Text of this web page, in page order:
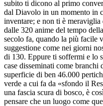
subito ti dicono al primo
dal Diavolo in un momento in
inventare; e non ti è meraviglia
dalle 320 anime del tempo
secolo fa, quando la più facile
suggestione come nei giorni
di 130. Eppure ti soffermi e lo
case disseminati come branchi
superficie di ben 46.000
verde a cui fa da «sfondo il
una fascia scura di bosco, è
pensare che un luogo come